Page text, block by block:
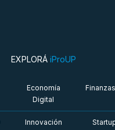
EXPLORÁ iProUP
Economía
Digital
Innovación